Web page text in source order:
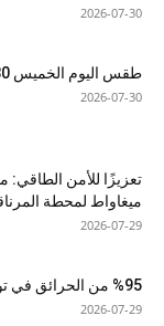
2026-07-30
طقس اليوم الخميس 30 جويلية 2026
2026-07-30
ميغاواط لمحطة
2026-07-29
%95 من الحرائق في تونس تعود لأسباب بشريّة
2026-07-29